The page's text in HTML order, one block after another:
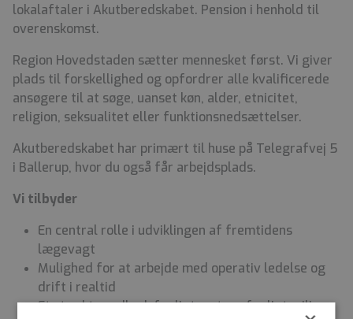
lokalaftaler i Akutberedskabet. Pension i henhold til
overenskomst.
Region Hovedstaden sætter mennesket først. Vi giver
plads til forskellighed og opfordrer alle kvalificerede
ansøgere til at søge, uanset køn, alder, etnicitet,
religion, seksualitet eller funktionsnedsættelser.
Akutberedskabet har primært til huse på Telegrafvej 5
i Ballerup, hvor du også får arbejdsplads.
Vi tilbyder
En central rolle i udviklingen af fremtidens
lægevagt
Mulighed for at arbejde med operativ ledelse og
drift i realtid
Et stærkt sundhedsfagligt og tværfagligt miljø